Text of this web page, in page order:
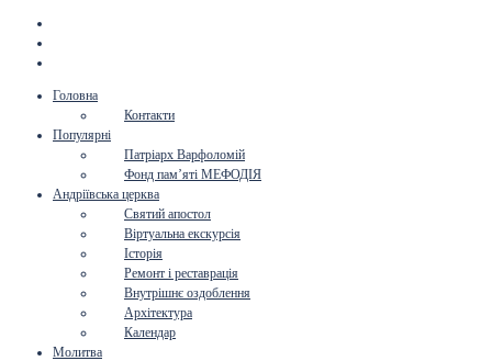
Головна
Контакти
Популярні
Патріарх Варфоломій
Фонд пам’яті МЕФОДІЯ
Андріївська церква
Святий апостол
Віртуальна екскурсія
Історія
Ремонт і реставрація
Внутрішнє оздоблення
Архітектура
Календар
Молитва